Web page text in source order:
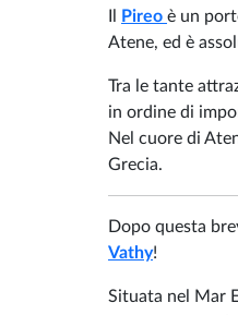
Pireo è un
Atene, ed è
Tra le tante
in ordine di
Nel cuore di
Grecia.
Dopo questa
Vathy!
Situata nel Mar